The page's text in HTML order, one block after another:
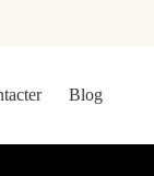
Blog